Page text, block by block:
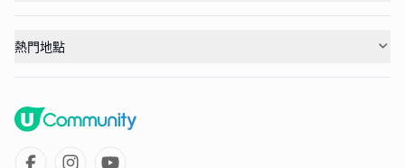
熱門地點